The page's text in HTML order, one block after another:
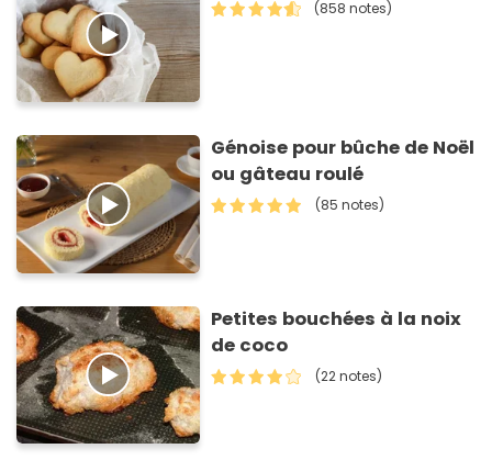
(858 notes)
Génoise pour bûche de Noël
ou gâteau roulé
(85 notes)
Petites bouchées à la noix
de coco
(22 notes)